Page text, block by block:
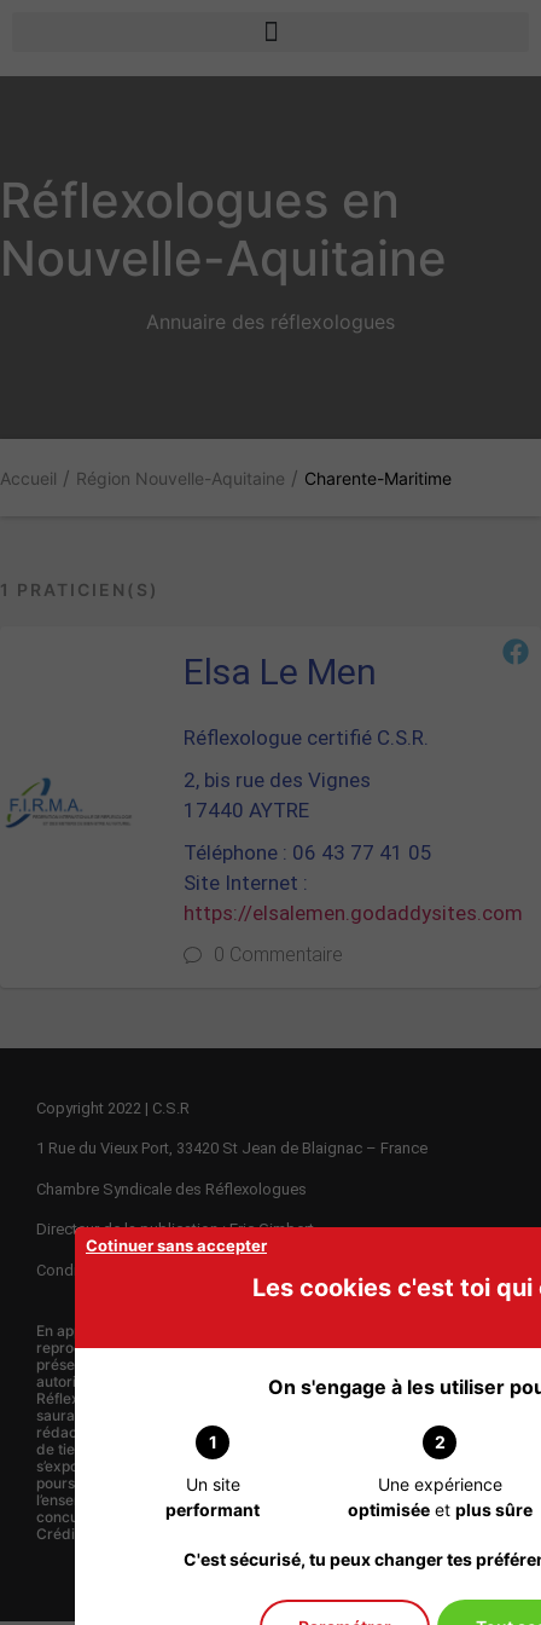
Réflexologues en
Nouvelle-Aquitaine
Annuaire des réflexologues
Accueil / Région Nouvelle-Aquitaine / Charente-Maritime
1 PRATICIEN(S)
Elsa Le Men
Réflexologue certifié C.S.R.
2, bis rue des Vignes
17440 AYTRE
Téléphone : 06 43 77 41 05
Site Internet :
https://elsalemen.godaddysites.com
0 Commentaire
Copyright 2022 | C.S.R
1 Rue du Vieux Port, 33420 St Jean de Blaignac – France
Chambre Syndicale des Réflexologues
Directeur de la publication : Eric Gimbert
Conditions Générales de vente – R.G.P.D. – Charte éthique
En application de la loi du 11 mars 1957, il est strictement interdit de
reproduire intégralement ou partiellement les publications du
présent site internet, sur quelque support que ce soit, sans
autorisation préalable écrite de la Chambre Syndicale des
Réflexologues. Le nom du syndicat, son logo et ses publications ne
sauraient être utilisées, sans accord préalable des légitimes
rédacteurs et propriétaires, à des fins commerciales, de formation
de tiers, sous quelque forme que ce soit. Tout contrevenant
s’exposerait immédiatement sans autre forme de préavis à des
poursuites adaptées devant la juridiction compétente pour
l’ensemble des fautes commises et notamment celles relatives à une
concurrence déloyale.
Crédit Photos : Eric Gimbert - A.R.F. Adobe Stock -
Cotinuer sans accepter
Les cookies c'est toi qui
On s'engage à les utiliser
1
Un site
performant
2
Une expérience
optimiséeet plus sûre
C'est sécurisé, tu peux changer tes